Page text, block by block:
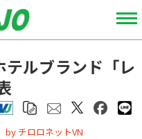
ルブランド「レ
by チロロネットVN